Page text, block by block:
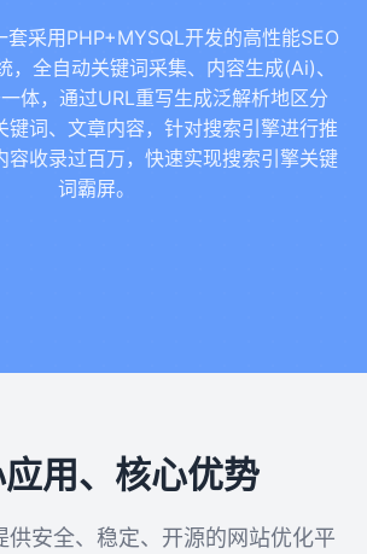
套采用PHP+MYSQL开发的高性能SEO
，全自动关键词采集、内容生成(Ai)、
体，通过URL重写生成泛解析地区分
键词、文章内容，针对搜索引擎进行推
容收录过百万，快速实现搜索引擎关键
词霸屏。
用、核心优势
供安全、稳定、开源的网站优化平